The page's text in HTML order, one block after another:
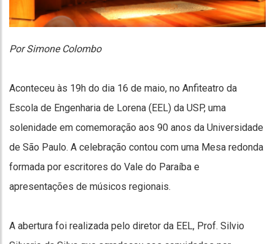
Por Simone Colombo
Aconteceu às 19h do dia 16 de maio, no Anfiteatro da
Escola de Engenharia de Lorena (EEL) da USP, uma
solenidade em comemoração aos 90 anos da Universidade
de São Paulo. A celebração contou com uma Mesa redonda
formada por escritores do Vale do Paraíba e
apresentações de músicos regionais.
A abertura foi realizada pelo diretor da EEL, Prof. Silvio